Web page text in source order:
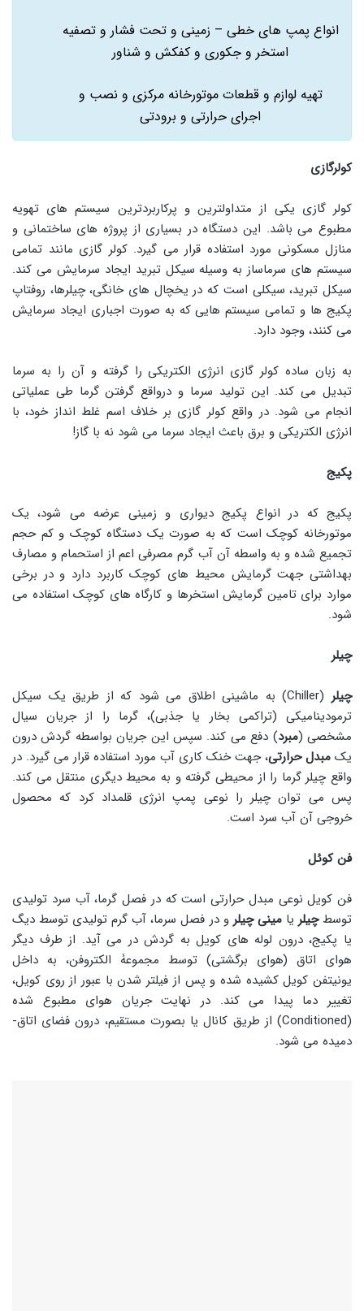
انواع پمپ های خطی – زمینی و تحت فشار و تصفیه
استخر و جکوری و کفکش و شناور
تهیه لوازم و قطعات موتورخانه مرکزی و نصب و
اجرای حرارتی و برودتی
کولرگازی
کولر گازی یکی از متداولترین و پرکاربردترین سیستم های تهویه
مطبوع می باشد. این دستگاه در بسیاری از پروژه های ساختمانی و
منازل مسکونی مورد استفاده قرار می گیرد. کولر گازی مانند تمامی
سیستم های سرماساز به وسیله سیکل تبرید ایجاد سرمایش می کند.
سیکل تبرید، سیکلی است که در یخچال های خانگی، چیلرها، روفتاپ
پکیج ها و تمامی سیستم هایی که به صورت اجباری ایجاد سرمایش
می کنند، وجود دارد.
به زبان ساده کولر گازی انرژی الکتریکی را گرفته و آن را به سرما
تبدیل می کند. این تولید سرما و درواقع گرفتن گرما طی عملیاتی
انجام می شود. در واقع کولر گازی بر خلاف اسم غلط انداز خود، با
انرژی الکتریکی و برق باعث ایجاد سرما می شود نه با گاز!
پکیج
پکیج که در انواع پکیج دیواری و زمینی عرضه می شود، یک
موتورخانه کوچک است که به صورت یک دستگاه کوچک و کم حجم
تجمیع شده و به واسطه آن آب گرم مصرفی اعم از استحمام و مصارف
بهداشتی جهت گرمایش محیط های کوچک کاربرد دارد و در برخی
موارد برای تامین گرمایش استخرها و کارگاه های کوچک استفاده می
شود.
چیلر
چیلر
(Chiller) به ماشینی اطلاق می شود که از طریق یک سیکل
ترمودینامیکی (تراکمی بخار یا جذبی)، گرما را از جریان سیال
مشخصی (مبرد) دفع می­ کند. سپس این جریان بواسطه گردش درون
یک مبدل حرارتی، جهت خنک کاری آب مورد استفاده قرار می گیرد. در
واقع چیلر گرما را از محیطی گرفته و به محیط دیگری منتقل می کند.
پس می توان چیلر را نوعی پمپ انرژی قلمداد کرد که محصول
خروجی آن آب سرد است.
فن کوئل
فن کویل نوعی مبدل حرارتی است که در فصل گرما، آب سرد تولیدی
توسطچیلر یامینی چیلر و در فصل سرما، آب گرم تولیدی توسط دیگ
یا پکیج، درون لوله های کویل به گردش در می آید. از طرف دیگر
هوای اتاق (هوای برگشتی) توسط مجموعۀ الکتروفن، به داخل
یونیتفن کویل کشیده شده و پس از فیلتر شدن با عبور از روی کویل،
تغییر دما پیدا می کند. در نهایت جریان هوای مطبوع شده
(Conditioned) از طریق کانال یا بصورت مستقیم، درون فضای اتاق­
دمیده می شود.